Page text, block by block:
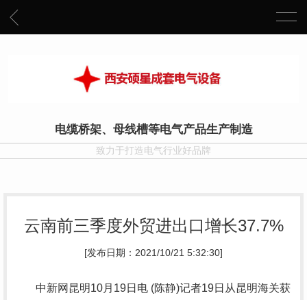
电缆桥架、母线槽等电气产品生产制造
致力于打造电气行业好品牌
云南前三季度外贸进出口增长37.7%
[发布日期：2021/10/21 5:32:30]
中新网昆明10月19日电 (陈静)记者19日从昆明海关获